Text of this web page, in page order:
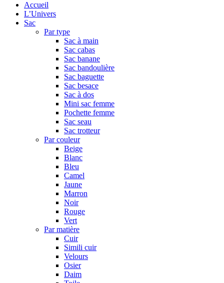
Accueil
L’Univers
Sac
Par type
Sac à main
Sac cabas
Sac banane
Sac bandoulière
Sac baguette
Sac besace
Sac à dos
Mini sac femme
Pochette femme
Sac seau
Sac trotteur
Par couleur
Beige
Blanc
Bleu
Camel
Jaune
Marron
Noir
Rouge
Vert
Par matière
Cuir
Simili cuir
Velours
Osier
Daim